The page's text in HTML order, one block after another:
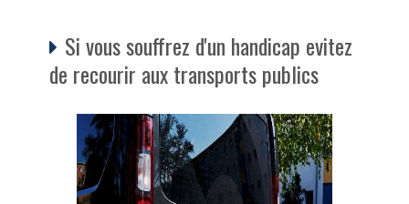
Si vous souffrez d'un handicap evitez
de recourir aux transports publics